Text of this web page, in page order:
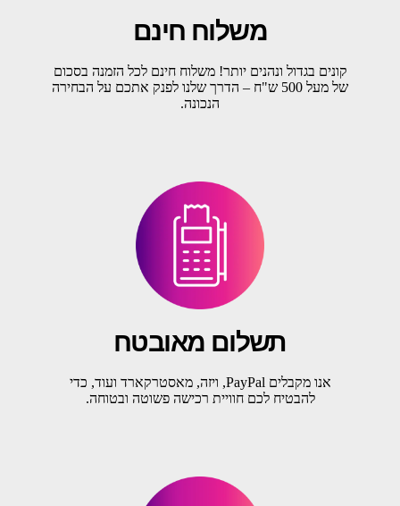
משלוח חינם
קונים בגדול ונהנים יותר! משלוח חינם לכל הזמנה בסכום
של מעל 500 ש"ח – הדרך שלנו לפנק אתכם על הבחירה
הנכונה.
תשלום מאובטח
אנו מקבלים PayPal, ויזה, מאסטרקארד ועוד, כדי
להבטיח לכם חוויית רכישה פשוטה ובטוחה.